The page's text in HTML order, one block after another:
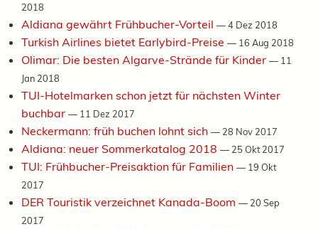
2018
Aldiana gewährt Frühbucher-Vorteil —4 Dez 2018
Turkish Airlines bietet Earlybird-Preise — 16 Aug 2018
Olimar: Die besten Algarve-Strände für Kinder — 11
Jan 2018
TUI-Hotelmarken schon jetzt für nächsten Winter
buchbar — 11 Dez 2017
Neckermann: früh buchen lohnt sich — 28 Nov 2017
Aldiana: neuer Sommerkatalog 2018 — 25 Okt 2017
TUI: Frühbucher-Preisaktion für Familien — 19 Okt
2017
DER Touristik verzeichnet Kanada-Boom — 20 Sep
2017